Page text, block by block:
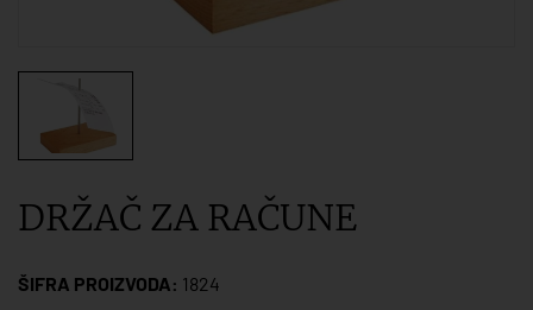
DRŽAČ ZA RAČUNE
ŠIFRA PROIZVODA: 1824